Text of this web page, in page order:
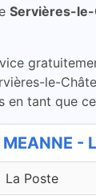
Servières-le-
le-
en tant que
-
La Poste